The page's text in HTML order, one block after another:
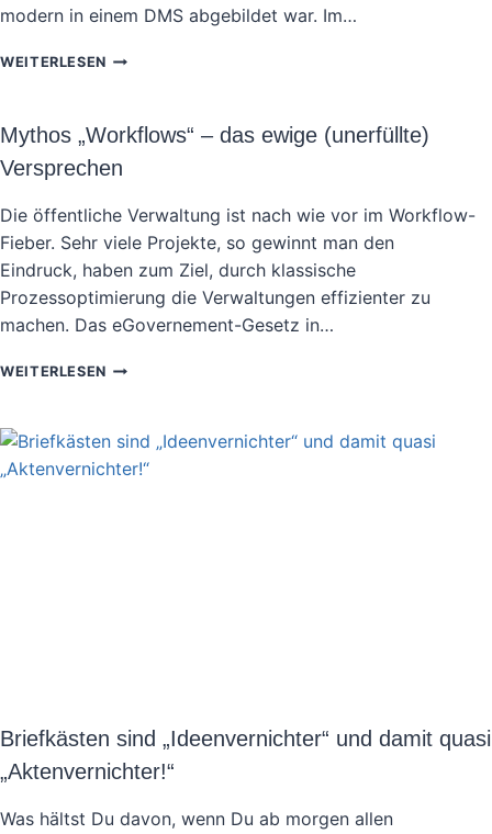
modern in einem DMS abgebildet war. Im…
WEITERLESEN STATT
RAUS
AUS
DEN
Mythos „Workflows“ – das ewige (unerfüllte)
Versprechen
Die öffentliche Verwaltung ist nach wie vor im Workflow-
Fieber. Sehr viele Projekte, so gewinnt man den
Eindruck, haben zum Ziel, durch klassische
Prozessoptimierung die Verwaltungen effizienter zu
machen. Das eGovernement-Gesetz in…
WEITERLESEN MYTHOS
DAS
EWIGE
(UNERFÜLLTE)
Briefkästen sind „Ideenvernichter“ und damit quasi
„Aktenvernichter!“
Was hältst Du davon, wenn Du ab morgen allen